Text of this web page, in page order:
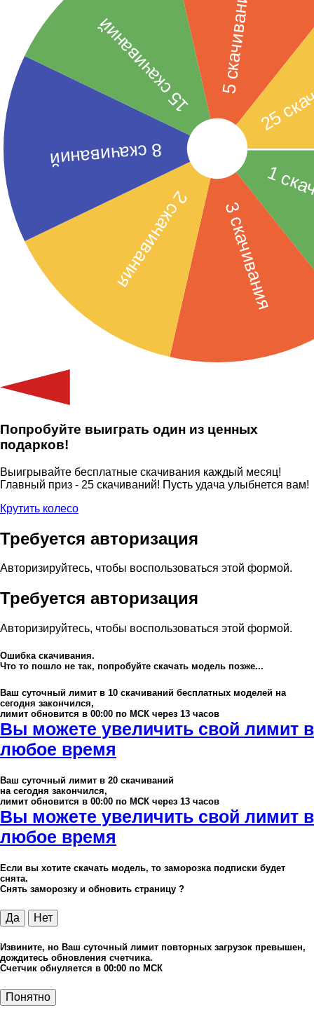
Попробуйте выиграть один из ценных
подарков!
Выигрывайте бесплатные скачивания каждый месяц!
Главный приз - 25 скачиваний! Пусть удача улыбнется вам!
Крутить колесо
Требуется авторизация
Авторизируйтесь, чтобы воспользоваться этой формой.
Требуется авторизация
Авторизируйтесь, чтобы воспользоваться этой формой.
Ошибка скачивания.
Что то пошло не так, попробуйте скачать модель позже...
Ваш суточный лимит в 10 скачиваний бесплатных моделей на
сегодня закончился,
лимит обновится в 00:00 по МСК через 13 часов
Вы можете увеличить свой лимит в
любое время
Ваш суточный лимит в 20 скачиваний
на сегодня закончился,
лимит обновится в 00:00 по МСК через 13 часов
Вы можете увеличить свой лимит в
любое время
Если вы хотите скачать модель, то заморозка подписки будет
снята.
Снять заморозку и обновить страницу ?
Да Нет
Извините, но Ваш суточный лимит повторных загрузок превышен,
дождитесь обновления счетчика.
Счетчик обнуляется в 00:00 по МСК
Понятно